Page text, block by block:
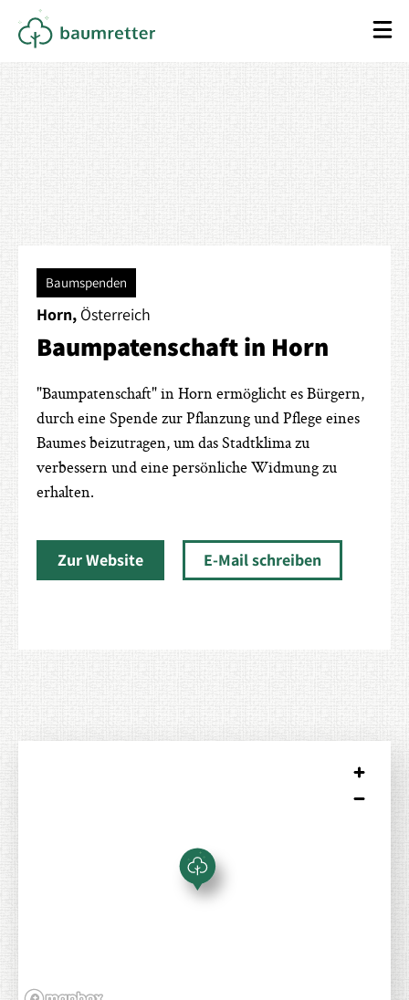
Baumspenden
Horn, Österreich
Baumpatenschaft in Horn
"Baumpatenschaft" in Horn ermöglicht es Bürgern,
durch eine Spende zur Pflanzung und Pflege eines
Baumes beizutragen, um das Stadtklima zu
verbessern und eine persönliche Widmung zu
erhalten.
Zur Website E-Mail schreiben